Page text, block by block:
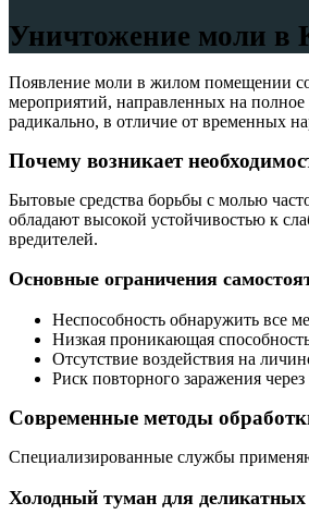
Уничтожение моли в
Появление моли в жилом помещении
мероприятий, направленных на полное
радикально, в отличие от временных
Почему возникает
Бытовые средства борьбы с молью
обладают высокой устойчивостью к
вредителей.
Основные ограничения
Неспособность обнаружить все
Низкая проникающая
Отсутствие воздействия на
Риск повторного заражения через
Современные методы
Специализированные службы
Холодный туман для